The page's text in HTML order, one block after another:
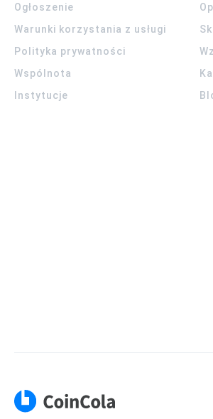
Ogłoszenie
Warunki korzystania z usługi
Polityka prywatności
Wspólnota
Instytucje